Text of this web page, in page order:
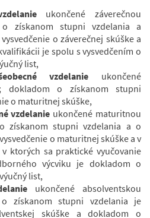
ukončené záverečnou
získanom stupni vzdelania a
o záverečnej skúške a
je spolu s vysvedčením o
list,
vzdelanie ukončené
dokladom o získanom stupni
o maturitnej skúške,
vzdelanie ukončené maturitnou
získanom stupni vzdelania a o
o maturitnej skúške a v
ktorých sa praktické vyučovanie
výcviku je dokladom o
list,
ukončené absolventskou
získanom stupni vzdelania je
skúške a dokladom o